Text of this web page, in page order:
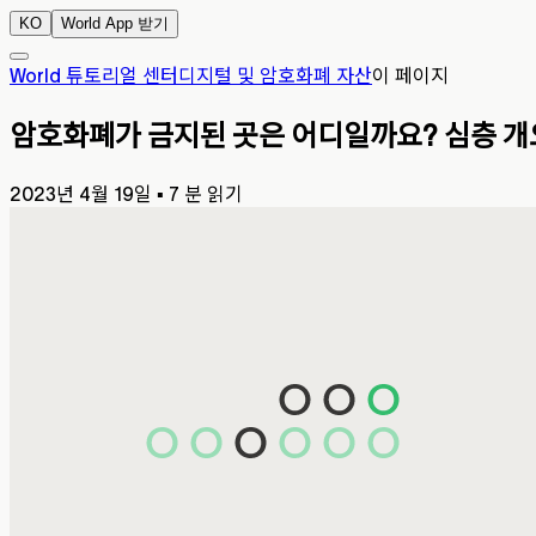
KO World App 받기
World 튜토리얼 센터 디지털 및 암호화폐 자산이 페이지
암호화폐가 금지된 곳은 어디일까요? 심층 개
2023년 4월 19일 ▪ 7 분 읽기